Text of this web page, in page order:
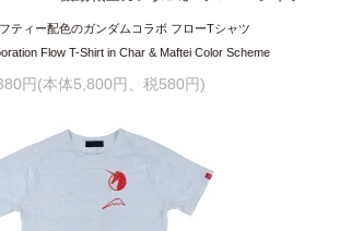
ティー配色のガンダムコラボ フローTシャツ
Flow T-Shirt in Char & Maftei Color Scheme
円(本体5,800円、税580円)